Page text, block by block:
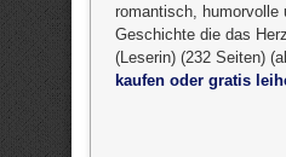
romantisch, humorvolle
Geschichte die das
(Leserin) (232 Seiten)
kaufen oder gratis